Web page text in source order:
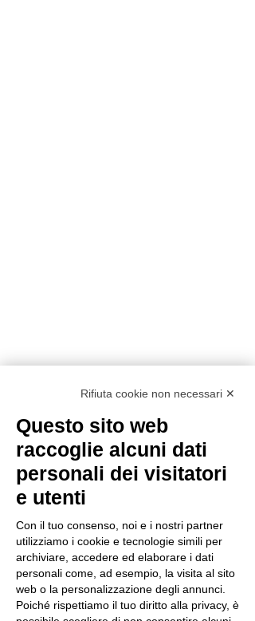
Rifiuta cookie non necessari ✕
Questo sito web
raccoglie alcuni dati
personali dei visitatori
e utenti
Con il tuo consenso, noi e i nostri partner
utilizziamo i cookie e tecnologie simili per
archiviare, accedere ed elaborare i dati
personali come, ad esempio, la visita al sito
web o la personalizzazione degli annunci.
Poiché rispettiamo il tuo diritto alla privacy, è